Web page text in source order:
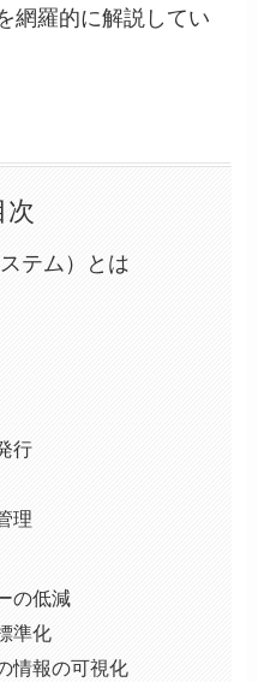
網羅的に解説してい
次
テム）とは
行
理
の低減
準化
情報の可視化